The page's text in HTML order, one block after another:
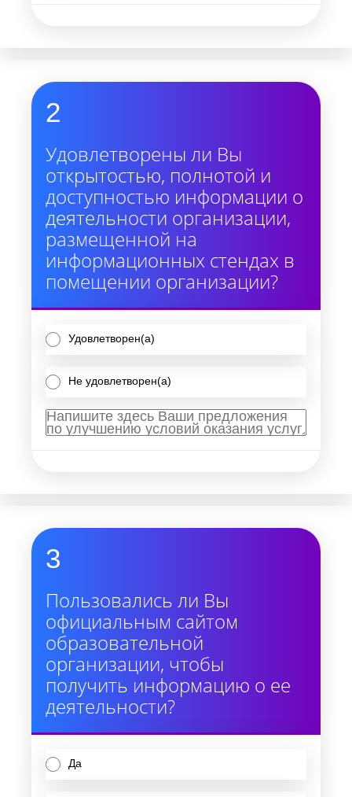
2
Удовлетворены ли Вы
открытостью, полнотой и
доступностью информации о
деятельности организации,
размещенной на
информационных стендах в
помещении организации?
Удовлетворен(а)
Не удовлетворен(а)
3
Пользовались ли Вы
официальным сайтом
образовательной
организации, чтобы
получить информацию о ее
деятельности?
Да